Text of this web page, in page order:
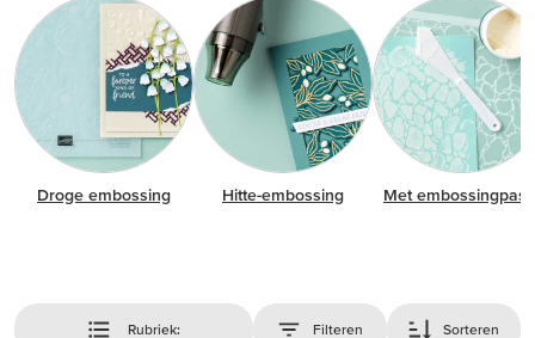
Droge embossing Hitte-embossing Met
Rubriek: Filteren Sorteren